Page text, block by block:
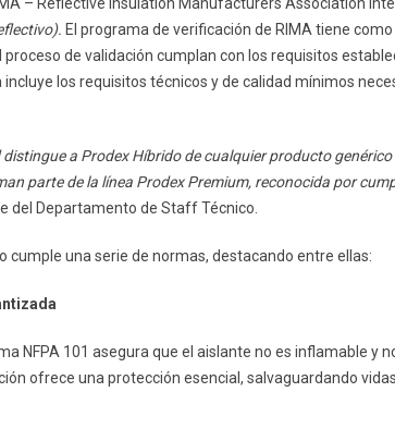
El programa de verificación de RIMA tiene
de validación cumplan con los requisitos
incluye los requisitos técnicos y de calidad mínimos
a Prodex Híbrido de cualquier producto
parte de la línea Prodex Premium, reconocida por
del Departamento de Staff Técnico.
cumple una serie de normas, destacando entre ellas:
NFPA 101 asegura que el aislante no es inflamable y
ofrece una protección esencial, salvaguardando